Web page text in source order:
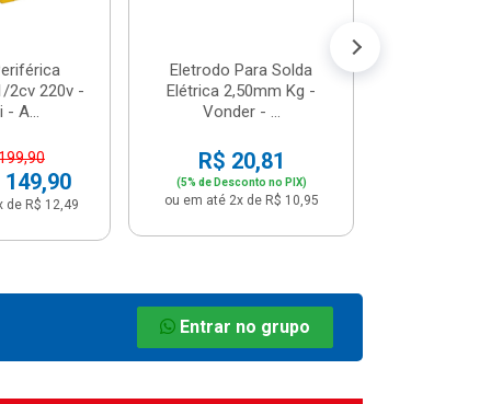
2cv 220v -
- A...
149,90
de R$ 12,49
Eletrodo Para Solda
Elétrica 2,50mm Kg -
Vonder - ...
R$ 20,81
(5% de Desconto no PIX)
ou em até 2x de R$ 10,95
Entrar no grupo